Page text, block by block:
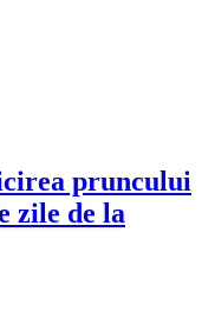
pruncului
zile de la